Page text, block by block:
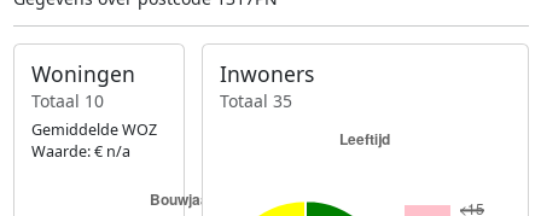
Woningen
Totaal 10
Gemiddelde WOZ
Waarde: € n/a
Inwoners
Totaal 35